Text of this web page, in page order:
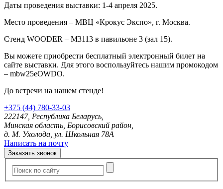
Даты проведения выставки: 1-4 апреля 2025.
Место проведения – МВЦ «Крокус Экспо», г. Москва.
Стенд WOODER – М3113 в павильоне 3 (зал 15).
Вы можете приобрести бесплатный электронный билет на
сайте выставки. Для этого воспользуйтесь нашим промокодом
– mbw25eOWDO.
До встречи на нашем стенде!
+375 (44) 780-33-03
222147, Республика Беларусь,
Минская область, Борисовский район,
д. М. Ухолода, ул. Школьная 78А
Написать на почту
Заказать звонок